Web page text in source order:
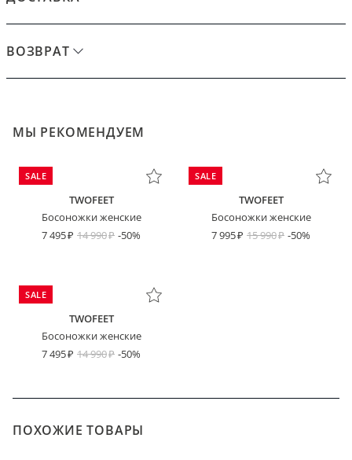
ВОЗВРАТ
МЫ РЕКОМЕНДУЕМ
SALE
TWOFEET
Босоножки женские
7 495
14 990 -50%
SALE
TWOFEET
Босоножки женские
7 995
15 990 -50%
SALE
TWOFEET
Босоножки женские
7 495
14 990 -50%
ПОХОЖИЕ ТОВАРЫ